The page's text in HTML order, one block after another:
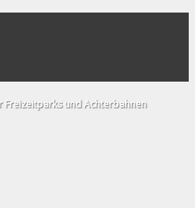
Freizeitparks und Achterbahnen